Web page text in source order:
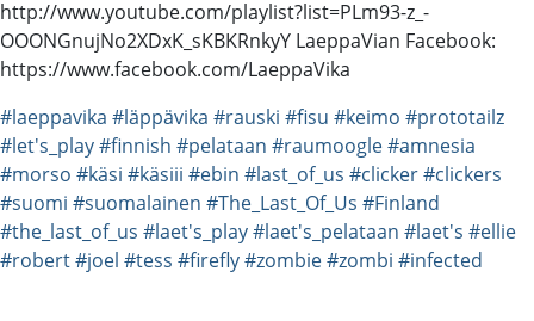
http://www.youtube.com/playlist?list=PLm93-z_-
OOONGnujNo2XDxK_sKBKRnkyY LaeppaVian Facebook:
https://www.facebook.com/LaeppaVika
#laeppavika #läppävika #rauski #fisu #keimo #prototailz
#let's_play#finnish #pelataan #raumoogle#amnesia
#morso #käsi #käsiii #ebin #last_of_us #clicker#clickers
#suomi #suomalainen #The_Last_Of_Us #Finland
#the_last_of_us #laet's_play#laet's_pelataan #laet's #ellie
#robert#joel #tess #firefly#zombie#zombi #infected